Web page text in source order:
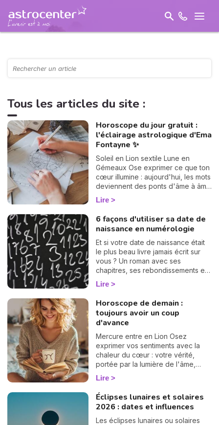
Tous les articles du site :
Horoscope du jour gratuit :
l'éclairage astrologique d'Ema
Fontayne ✨
Soleil en Lion sextile Lune en
Gémeaux Ose exprimer ce que ton
cœur illumine : aujourd'hui, les mots
deviennent des ponts d'âme à âme
et ouvrent la voie à des élans
sincères.
Lire
6 façons d'utiliser sa date de
naissance en numérologie
Et si votre date de naissance était
le plus beau livre jamais écrit sur
vous ? Un roman avec ses
chapitres, ses rebondissements et
même quelques cartes cachées
dans la manche. La numérologie
une à une. On vous montre
comment… 🔢
Lire
Horoscope de demain :
toujours avoir un coup
d'avance
Mercure entre en Lion Osez
exprimer vos sentiments avec la
chaleur du cœur : votre vérité,
portée par la lumière de l'âme,
peut aujourd'hui inspirer et
rapprocher.
Lire
Éclipses lunaires et solaires
2026 : dates et influences
Les éclipses lunaires ou solaires